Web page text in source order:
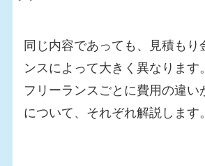
同じ内容であっても、見積もり
ンスによって大きく異なります
フリーランスごとに費用の違い
について、それぞれ解説します。